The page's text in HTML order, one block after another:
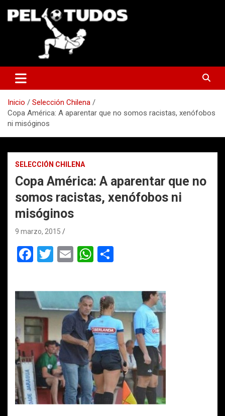
Inicio
Selección Chilena
Copa América: A aparentar que no somos racistas, xenófobos
ni misóginos
SELECCIÓN CHILENA
Copa América: A aparentar que no
somos racistas, xenófobos ni
misóginos
9 marzo, 2015
F
ce
b
o
o
k
T
tt
er
E
ail
W
at
s
A
p
p
m
p
ar
tir